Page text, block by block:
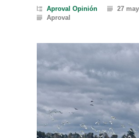
Aproval Opinión
27
Aproval